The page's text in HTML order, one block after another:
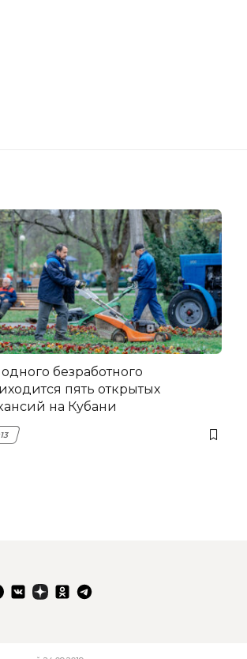
безработного
пять открытых
на Кубани